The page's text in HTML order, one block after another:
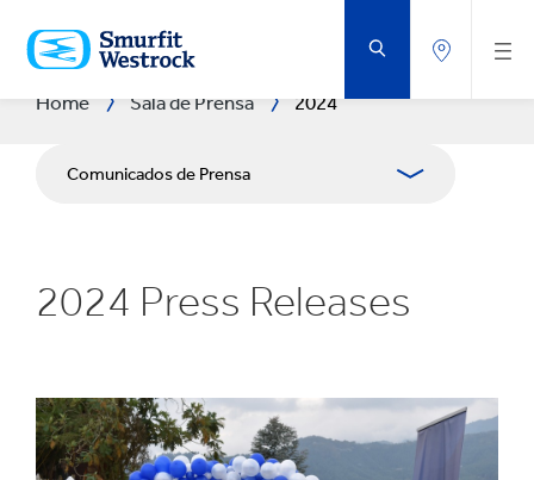
AL
CONTENIDO
PRINCIPAL
Home Sala de Prensa 2024
Comunicados de Prensa
Relaciones con Prensa
2024 Press Releases